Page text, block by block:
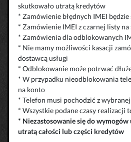
skutkowało utratą kredytów
* Zamówienie błędnych IMEI
* Zamówienie IMEI z czarnej listy
* Zamówienia dla odblokowanych
* Nie mamy możliwości kasacji
dostawcą usługi
* Odblokowanie może potrwać
* W przypadku nieodblokowania
na konto
* Telefon musi pochodzić z
* Wszystkie podane czasy realizacji
* Niezastosowanie się do wymogów
utratą całości lub części kredytów